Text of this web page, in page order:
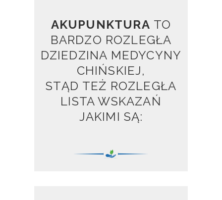
AKUPUNKTURA TO
BARDZO ROZLEGŁA
DZIEDZINA MEDYCYNY
CHIŃSKIEJ,
STĄD TEŻ ROZLEGŁA
LISTA WSKAZAŃ
JAKIMI SĄ: